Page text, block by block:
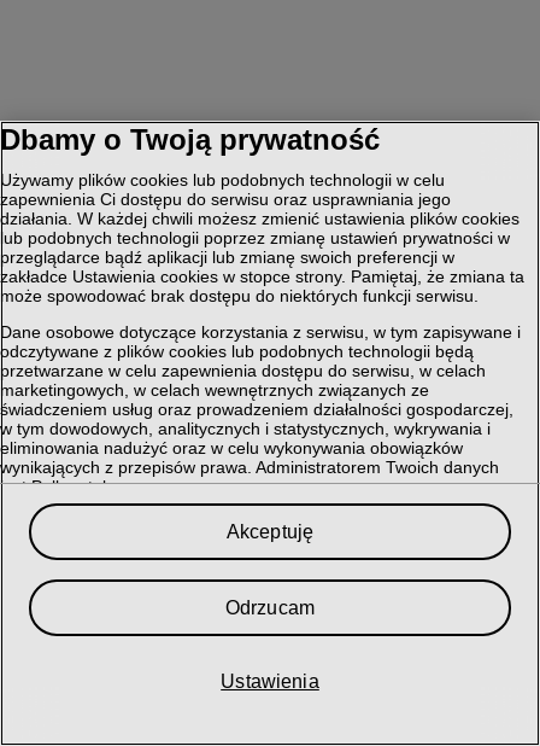
Dbamy o Twoją prywatność
Używamy plików cookies lub podobnych technologii w celu
zapewnienia Ci dostępu do serwisu oraz usprawniania jego
działania. W każdej chwili możesz zmienić ustawienia plików cookies
lub podobnych technologii poprzez zmianę ustawień prywatności w
przeglądarce bądź aplikacji lub zmianę swoich preferencji w
zakładce Ustawienia cookies w stopce strony. Pamiętaj, że zmiana ta
może spowodować brak dostępu do niektórych funkcji serwisu.
Dane osobowe dotyczące korzystania z serwisu, w tym zapisywane i
odczytywane z plików cookies lub podobnych technologii będą
przetwarzane w celu zapewnienia dostępu do serwisu, w celach
marketingowych, w celach wewnętrznych związanych ze
świadczeniem usług oraz prowadzeniem działalności gospodarczej,
w tym dowodowych, analitycznych i statystycznych, wykrywania i
eliminowania nadużyć oraz w celu wykonywania obowiązków
wynikających z przepisów prawa. Administratorem Twoich danych
jest Polkomtel sp. z o.o.
Przysługuje Ci prawo do dostępu do danych, ich usunięcia,
ograniczenia przetwarzania, przenoszenia, sprzeciwu, sprostowania
oraz cofnięcia zgód w każdym czasie, o ile stanowiły podstawę
przetwarzania.
Szczegółowe informacje dotyczące przetwarzania danych oraz
przysługujących Ci uprawnień, informacje dotyczące plików cookies
ustawieniami prywatności, znajdują się wPolityce Prywatności
Akceptuję
Odrzucam
Ustawienia